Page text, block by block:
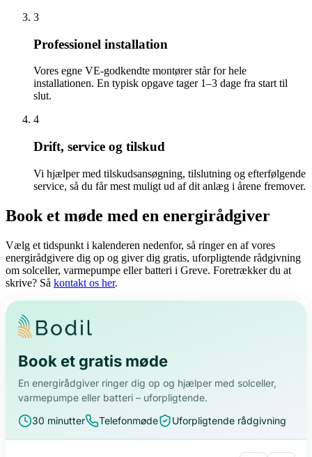
3
Professionel installation
Vores egne VE-godkendte montører står for hele
installationen. En typisk opgave tager 1–3 dage fra start til
slut.
4
Drift, service og tilskud
Vi hjælper med tilskudsansøgning, tilslutning og efterfølgende
service, så du får mest muligt ud af dit anlæg i årene fremover.
Book et møde med en energirådgiver
Vælg et tidspunkt i kalenderen nedenfor, så ringer en af vores
energirådgivere dig op og giver dig gratis, uforpligtende rådgivning
om solceller, varmepumpe eller batteri i Greve. Foretrækker du at
skrive? Så kontakt os her.